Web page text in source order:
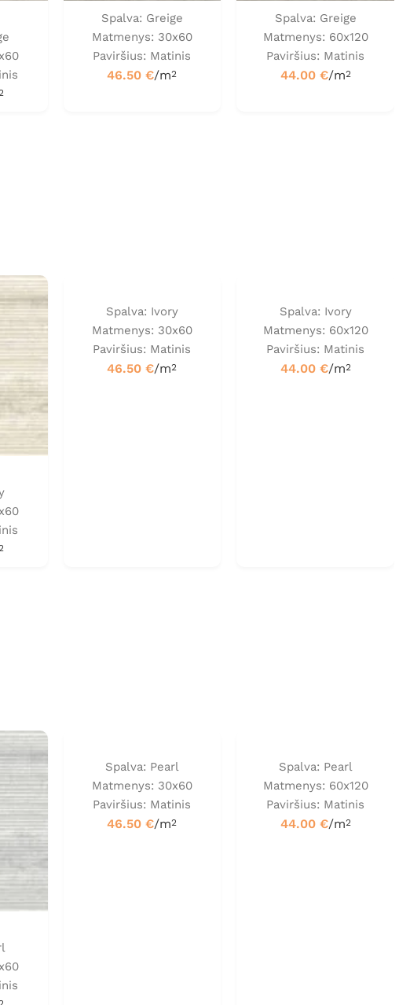
Spalva: Greige
Matmenys: 30x60
Paviršius: Matinis
46.50€/m2
Spalva: Greige
Matmenys: 60x120
Paviršius: Matinis
44.00 €/m2
Spalva: Ivory
Matmenys: 30x60
Paviršius: Matinis
46.50€/m2
Spalva: Ivory
Matmenys: 60x120
Paviršius: Matinis
44.00 €/m2
Spalva: Pearl
Matmenys: 30x60
Paviršius: Matinis
46.50€/m2
Spalva: Pearl
Matmenys: 60x120
Paviršius: Matinis
44.00 €/m2